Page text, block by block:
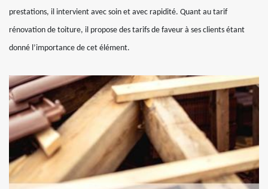
prestations, il intervient avec soin et avec rapidité. Quant au tarif
rénovation de toiture, il propose des tarifs de faveur à ses clients étant
donné l’importance de cet élément.